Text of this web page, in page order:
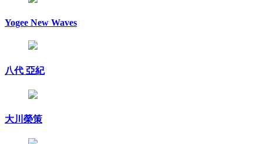
Yogee New Waves
八代 亞紀
大川榮策